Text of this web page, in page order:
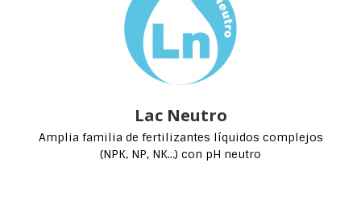
Lac Neutro
Amplia familia de fertilizantes líquidos complejos
(NPK, NP, NK…) con pH neutro